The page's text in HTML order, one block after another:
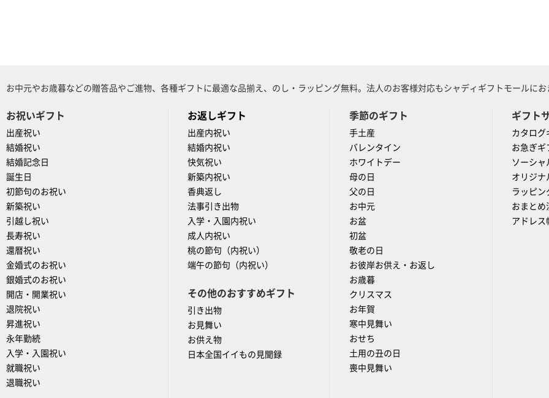
お中元やお歳暮などの贈答品やご進物、各種ギフトに最適な品揃え、のし・ラッピング無料。法人のお客様対応もシャディギフトモールに
お祝いギフト
出産祝い
結婚祝い
結婚記念日
誕生日
初節句のお祝い
新築祝い
引越し祝い
長寿祝い
還暦祝い
金婚式のお祝い
銀婚式のお祝い
開店・開業祝い
退院祝い
昇進祝い
永年勤続
入学・入園祝い
就職祝い
退職祝い
お返しギフト
出産内祝い
結婚内祝い
快気祝い
新築内祝い
香典返し
法事引き出物
入学・入園内祝い
成人内祝い
桃の節句（内祝い）
端午の節句（内祝い）
その他のおすすめギフト
引き出物
お見舞い
お供え物
日本全国イイもの見聞録
季節のギフト
手土産
バレンタイン
ホワイトデー
母の日
父の日
お中元
お盆
初盆
敬老の日
お彼岸お供え・お返し
お歳暮
クリスマス
お年賀
寒中見舞い
おせち
土用の丑の日
喪中見舞い
ギフト
カタログ
お急ぎギ
ソーシャ
オリジナ
ラッピン
おまとめ
アドレス